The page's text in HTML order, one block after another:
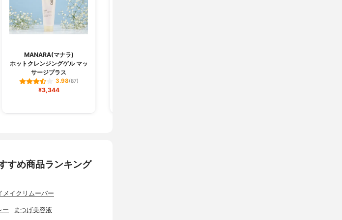
MANARA(マナラ)
ホットクレンジングゲル マッ
サージプラス
3.98(87)
¥3,344
すめ商品ランキング
メイクリムーバー
ー まつげ美容液